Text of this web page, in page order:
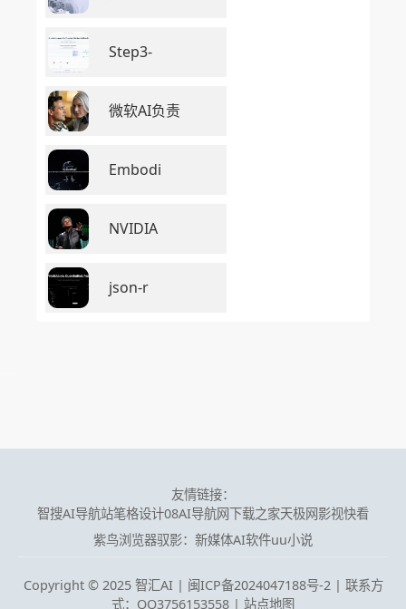
Step3-
微软AI负责
Embodi
NVIDIA
json-r
友情链接：
智搜AI导航站笔格设计08AI导航网下载之家天极网影视快看
紫鸟浏览器驭影：新媒体AI软件uu小说
Copyright © 2025 智汇AI | 闽ICP备2024047188号-2 | 联系方
式：QQ3756153558 | 站点地图